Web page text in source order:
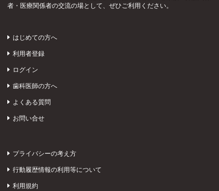
者・医療関係者の交流の場として、ぜひご利用ください。
はじめての方へ
利用者登録
ログイン
歯科医師の方へ
よくある質問
お問い合せ
プライバシーの考え方
行動履歴情報の利用等について
利用規約